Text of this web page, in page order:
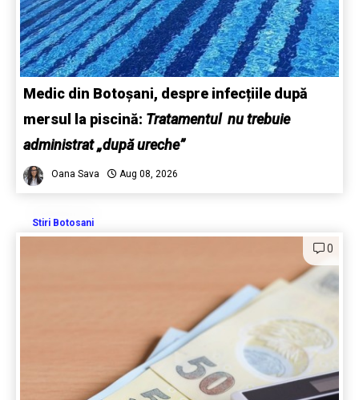
Medic din Botoșani, despre infecțiile după
mersul la piscină: Tratamentul nu trebuie
administrat „după ureche”
Oana Sava Aug 08, 2026
Stiri Botosani
0